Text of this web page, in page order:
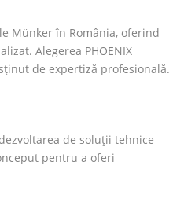
Münker în România, oferind
Alegerea PHOENIX
de expertiză profesională.
de soluții tehnice
pentru a oferi